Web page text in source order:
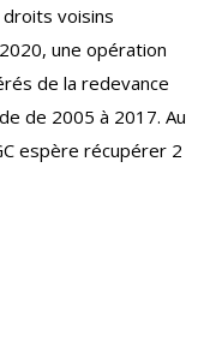
voisins
une opération
de la redevance
de 2005 à 2017. Au
espère récupérer 2